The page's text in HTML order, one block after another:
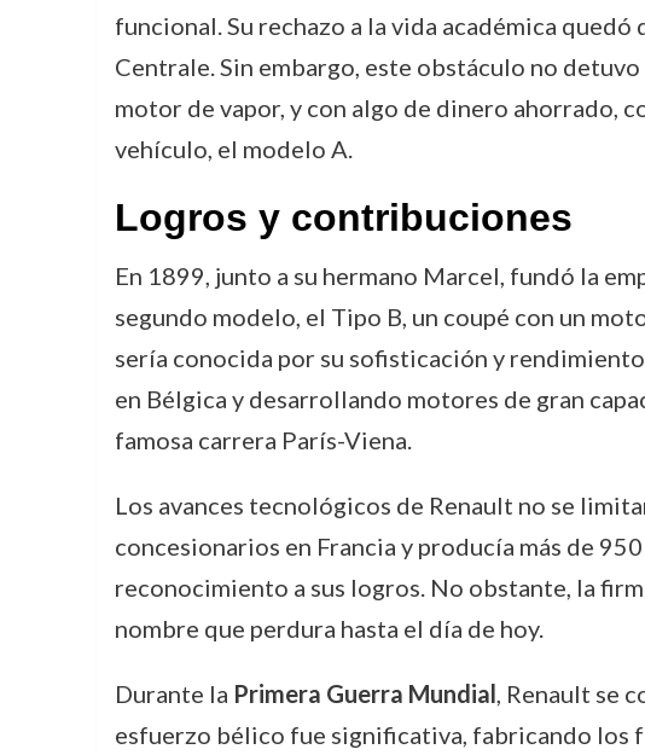
funcional. Su rechazo a la vida académica
Centrale. Sin embargo, este obstáculo no
motor de vapor, y con algo de dinero ahorrado,
vehículo, el modelo A.
Logros y contribuciones
En 1899, junto a su hermano Marcel, fundó la
segundo modelo, el Tipo B, un coupé con un
sería conocida por su sofisticación y
en Bélgica y desarrollando motores de gran
famosa carrera París-Viena.
Los avances tecnológicos de Renault no se
concesionarios en Francia y producía más de
reconocimiento a sus logros. No obstante, la
nombre que perdura hasta el día de hoy.
Durante la Primera Guerra Mundial, Renault se
esfuerzo bélico fue significativa, fabricando los